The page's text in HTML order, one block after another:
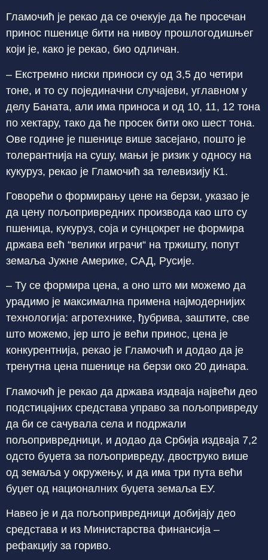
Гламочић је рекао да се очекује да ће просечан
принос пшенице бити на нивоу прошлогодишњег
који је, како је рекао, био одличан.
– Екстремно ниски приноси су од 3,5 до четири
тоне, и то су појединачни случајеви, углавном у
делу Баната, али има приноса и од 10, 11, 12 тона
по хектару, тако да ће просек бити око шест тона.
Ове године је пшенице више засејано, пошто је
толерантнија на сушу, мањи је ризик у односу на
кукуруз, рекао је Гламочић за телевизију К1.
Говорећи о формирању цене на берзи, указао је
да цену пољопривредних производа као што су
пшеница, кукуруз, соја и сунцокрет не формира
држава већ “велики играчи“ на тржишту, попут
земаља Јужне Америке, САД, Русије.
– Ту се формира цена, а оно што ми можемо да
урадимо је максимална примена најмодернијих
технологија: агротехнике, ђубрива, заштите, све
што можемо, јер што је већи принос, цена је
конкурентнија, рекао је Гламочић и додао да је
тренутна цена пшенице на берзи око 20 динара.
Гламочић је рекао да држава издваја највећи део
подстицајних средстава управо за пољопривреду
да би се сачувала села и подржали
пољопривредници, и додао да Србија издваја 7,2
одсто буџета за пољопривреду, двоструко више
од земаља у окружењу, и да има три пута већи
буџет од националних буџета земаља ЕУ.
Навео је и да пољопривредници добијају део
средстава и из Министарства финансија –
рефакцију за гориво.